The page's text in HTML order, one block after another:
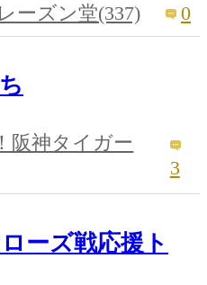
ーズン堂(337) 0
阪神タイガー
3
ーズ戦応援ト